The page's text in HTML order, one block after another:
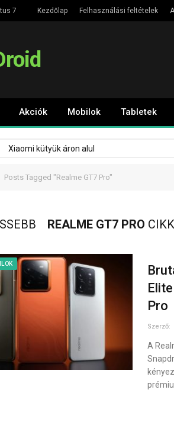
7 Kezdőlap Felhasználási feltételek
Akciók Mobilok Tabletek
Xiaomi kütyük áron alul
Posts Tagged "Realme GT7 Pro"
REALME GT7 PRO
Pro
Szerző:
A